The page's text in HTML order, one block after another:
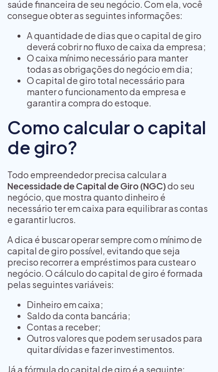
saúde financeira de seu negócio. Com ela, você
consegue obter as seguintes informações:
A quantidade de dias que o capital de giro
deverá cobrir no fluxo de caixa da empresa;
O caixa mínimo necessário para manter
todas as obrigações do negócio em dia;
O capital de giro total necessário para
manter o funcionamento da empresa e
garantir a compra do estoque.
Como calcular o capital
de giro?
Todo empreendedor precisa calcular a
Necessidade de Capital de Giro (NGC)do seu
negócio, que mostra quanto dinheiro é
necessário ter em caixa para equilibrar as contas
e garantir lucros.
A dica é buscar operar sempre com o mínimo de
capital de giro possível, evitando que seja
preciso recorrer a empréstimos para custear o
negócio. O cálculo do capital de giro é formada
pelas seguintes variáveis:
Dinheiro em caixa;
Saldo da conta bancária;
Contas a receber;
Outros valores que podem ser usados para
quitar dívidas e fazer investimentos.
Já a fórmula do capital de giro é a seguinte: